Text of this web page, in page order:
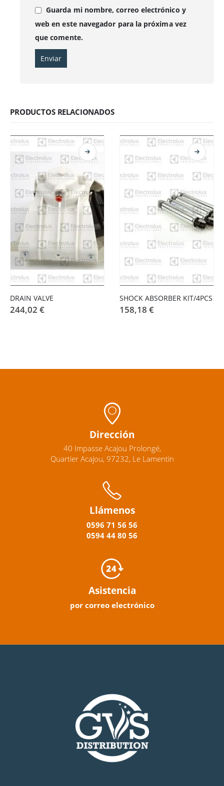
Guarda mi nombre, correo electrónico y
web en este navegador para la próxima vez
que comente.
PRODUCTOS RELACIONADOS
DRAIN VALVE
244,02 €
SHOCK ABSORBER KIT/4PCS
158,18 €
Dirección
40 Impasse Acajou Prolongé,
Quartier Acajou, 97232, Le Lamentin
Llámenos
0596 71 56 56
0594 44 80 56
Asistencia
por correo electrónico